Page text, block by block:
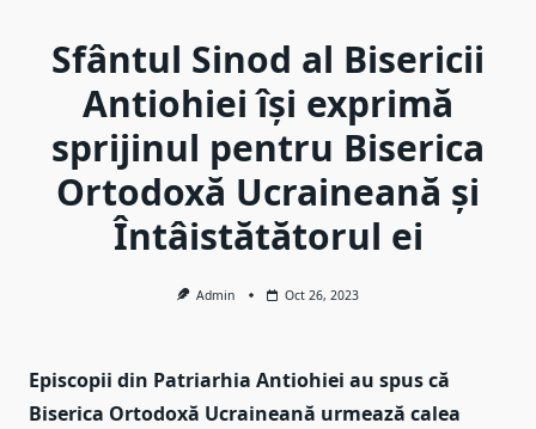
Sfântul Sinod al Bisericii
Antiohiei își exprimă
sprijinul pentru Biserica
Ortodoxă Ucraineană și
Întâistătătorul ei
Admin Oct 26, 2023
Episcopii din Patriarhia Antiohiei au spus că
Biserica Ortodoxă Ucraineană urmează calea